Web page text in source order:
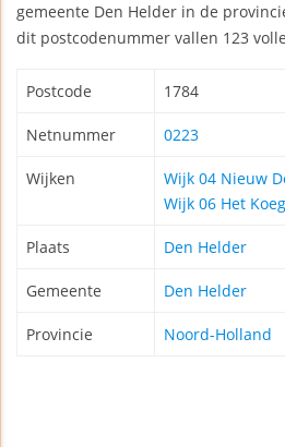
gemeente Den Helder in de
dit postcodenummer vallen 123
Postcode 1784
Netnummer 0223
Wijken
Wijk 04 Nieuw
Wijk 06 Het
Plaats Den Helder
Gemeente Den Helder
Provincie Noord-Holland